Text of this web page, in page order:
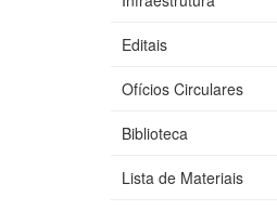
Editais
Ofícios Circulares
Biblioteca
Lista de Materiais